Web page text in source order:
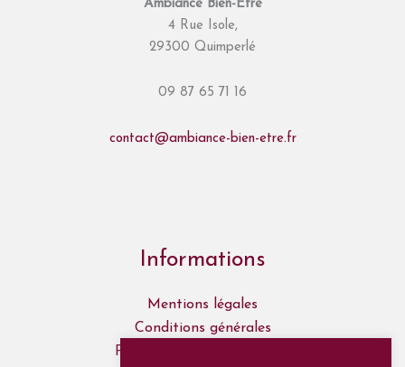
Ambiance Bien-Être
4 Rue Isole,
29300 Quimperlé
09 87 65 71 16
contact@ambiance-bien-etre.fr
Informations
Mentions légales
Conditions générales
Politique de confidentialité